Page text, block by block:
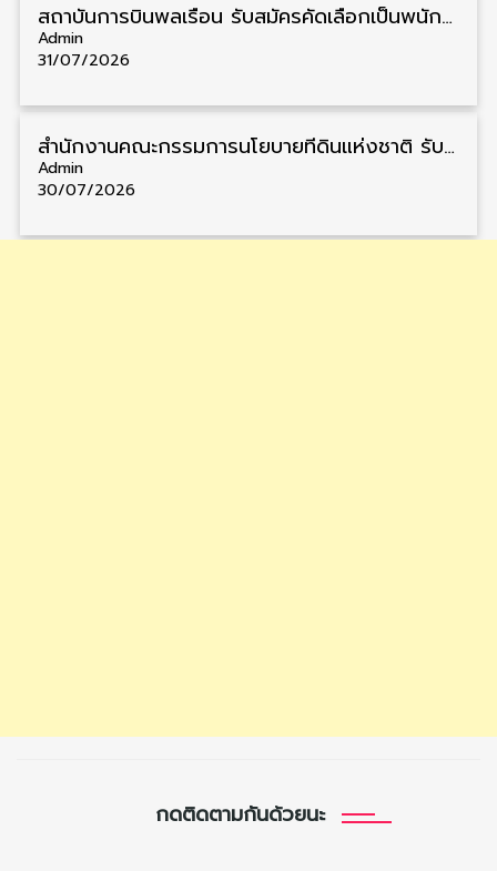
สถาบันการบินพลเรือน รับสมัครคัดเลือกเป็นพนักงาน วุฒิ ป.ตรี/ป.โท/ป.เอก 11 อัตรา รับสมัคร 27 กรกฎาคม – 10 สิงหาคม
Admin
31/07/2026
สำนักงานคณะกรรมการนโยบายที่ดินแห่งชาติ รับสมัครคัดเลือกพนักงานราชการ วุฒิ ป.ตรี 6 อัตรา รับสมัคร 13 กรกฎาคม – 6 สิงหาคม
Admin
30/07/2026
กดติดตามกันด้วยนะ